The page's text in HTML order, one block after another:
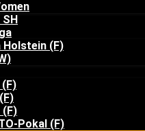
Holstein (F)
(F)
(F)
Pokal (F)